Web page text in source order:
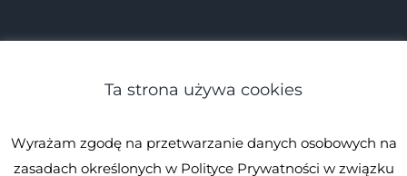
Ta strona używa cookies
Wyrażam zgodę na przetwarzanie danych osobowych na
zasadach określonych w Polityce Prywatności w związku